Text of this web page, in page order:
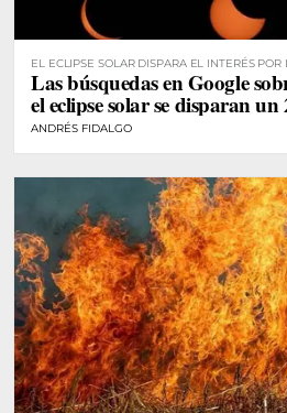
EL ECLIPSE SOLAR DISPARA EL INTERÉS POR
Las búsquedas en Google
el eclipse solar se disparan
ANDRÉS FIDALGO